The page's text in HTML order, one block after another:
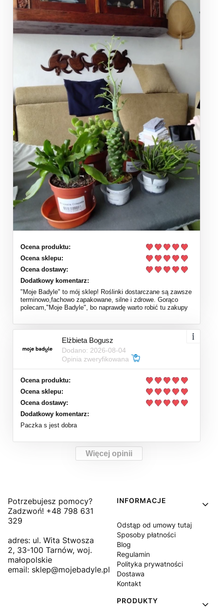
Ocena produktu:
Ocena sklepu:
Ocena dostawy:
Dodatkowy komentarz:
"Moje Badyle" to mój sklep! Roślinki dostarczane są zawsze
terminowo,fachowo zapakowane, silne i zdrowe. Gorąco
polecam,"Moje Badyle", bo naprawdę warto robić tu zakupy
Elżbieta Bogusz
Dodano: 2026-08-04
Opinia zweryfikowana
Ocena produktu:
Ocena sklepu:
Ocena dostawy:
Dodatkowy komentarz:
Paczka s jest dobra
Więcej opinii
Potrzebujesz pomocy?
Zadzwoń! +48 798 631
329
adres: ul. Wita Stwosza
2, 33-100 Tarnów, woj.
małopolskie
email: sklep@mojebadyle.pl
Linki w stopce
INFORMACJE
Odstąp od umowy tutaj
Sposoby płatności
Blog
Regulamin
Polityka prywatności
Dostawa
Kontakt
PRODUKTY